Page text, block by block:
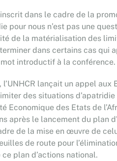
dans le cadre de la
pour nous n’est pas une
de la matérialisation des
dans certains cas qui
introductif à la conférence.
l’UNHCR lançait un appel
des situations
Economique des Etats de
après le lancement du plan
de la mise en œuvre de
de route pour
plan d’actions national.